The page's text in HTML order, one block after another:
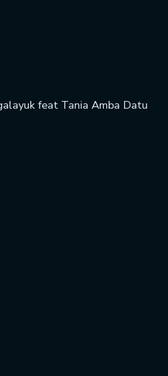
feat Tania Amba Datu